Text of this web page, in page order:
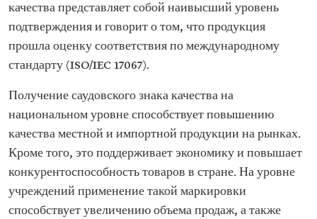
качества представляет собой наивысший уровень
подтверждения и говорит о том, что продукция
прошла оценку соответствия по международному
стандарту (ISO/IEC 17067).
Получение саудовского знака качества на
национальном уровне способствует повышению
качества местной и импортной продукции на рынках.
Кроме того, это поддерживает экономику и повышает
конкурентоспособность товаров в стране. На уровне
учреждений применение такой маркировки
способствует увеличению объема продаж, а также